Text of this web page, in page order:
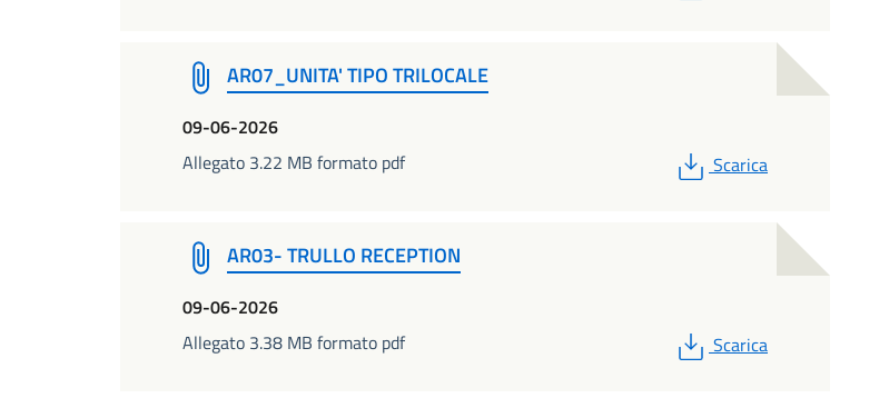
AR07_UNITA' TIPO TRILOCALE
09-06-2026
Allegato 3.22 MB formato pdf
PDF
Scarica
AR03- TRULLO RECEPTION
09-06-2026
Allegato 3.38 MB formato pdf
PDF
Scarica